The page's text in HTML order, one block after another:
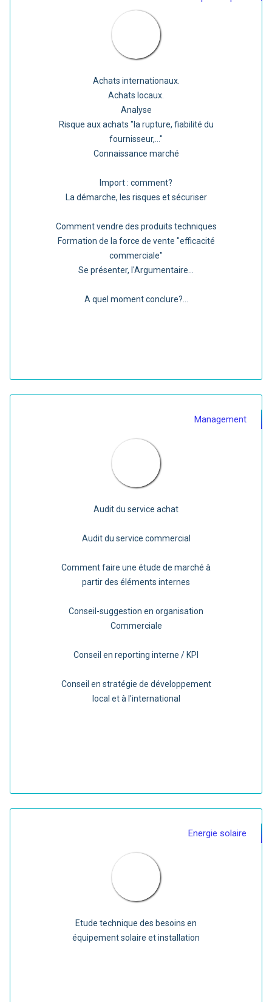
Achats internationaux.
Achats locaux.
Analyse
Risque aux achats "la rupture, fiabilité du
fournisseur,..."
Connaissance marché
Import : comment?
La démarche, les risques et sécuriser
Comment vendre des produits techniques
Formation de la force de vente "efficacité
commerciale"
Se présenter, l'Argumentaire...
A quel moment conclure?...
Management
Audit du service achat
Audit du service commercial
Comment faire une étude de marché à
partir des éléments internes
Conseil-suggestion en organisation
Commerciale
Conseil en reporting interne / KPI
Conseil en stratégie de développement
local et à l'international
Energie solaire
Etude technique des besoins en
équipement solaire et installation